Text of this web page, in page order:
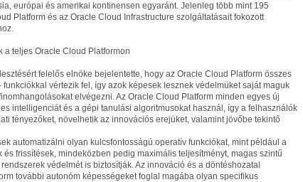
európai és amerikai kontinensen egyaránt. Jelenleg több mint 195
Platform és az Oracle Cloud Infrastructure szolgáltatásait fokozott
a teljes Oracle Cloud Platformon
felelős elnöke bejelentette, hogy az Oracle Cloud Platform összes
vértezik fel, így azok képesek lesznek védelmüket saját maguk
elvégezni. Az Oracle Cloud Platform minden egyes új
intelligenciát és a gépi tanulási algoritmusokat használ, így a felhasználók
tényezőket, növelhetik az innovációs erejüket, valamint jövőbe tekintő
automatizálni olyan kulcsfontosságú operatív funkciókat, mint például a
frissítések, mindeközben pedig maximális teljesítményt, magas szintű
védelmét is biztosítják. Az innováció és a döntéshozatal
további autonóm képességeket foglal magába olyan specifikus